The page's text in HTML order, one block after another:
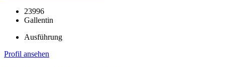
23996
Gallentin
Ausführung
Profil ansehen